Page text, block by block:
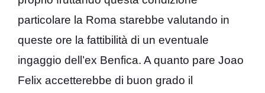
particolare la Roma starebbe valutando in
queste ore la fattibilità di un eventuale
ingaggio dell’ex Benfica. A quanto pare Joao
Felix accetterebbe di buon grado il